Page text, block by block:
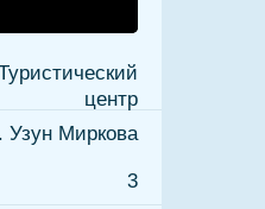
центр
Узун Миркова
3